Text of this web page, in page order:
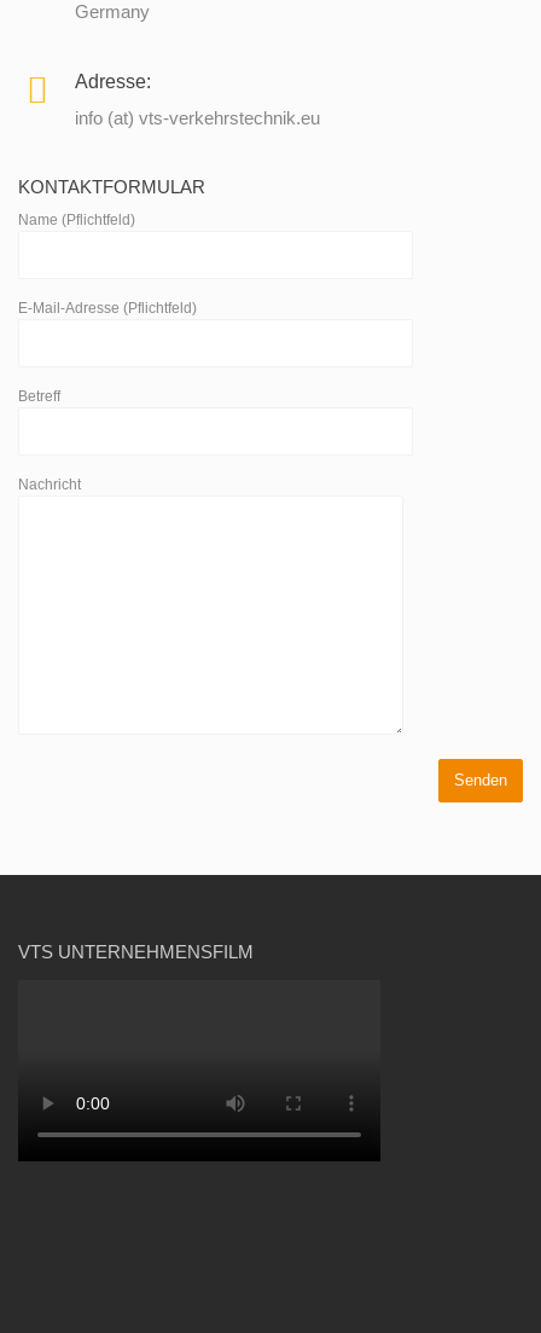
Germany
Adresse:
info (at) vts-verkehrstechnik.eu
KONTAKTFORMULAR
Name (Pflichtfeld)
E-Mail-Adresse (Pflichtfeld)
Betreff
Nachricht
VTS UNTERNEHMENSFILM